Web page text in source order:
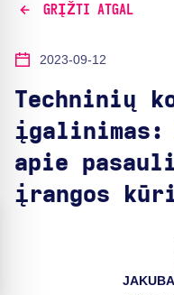
GRĮŽTI ATGAL
2023-09-12
Techninių
įgalinimas:
apie
įrangos